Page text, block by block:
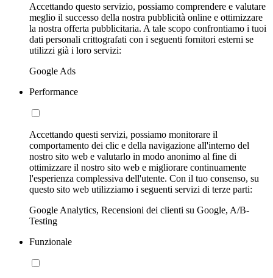
Accettando questo servizio, possiamo comprendere e valutare
meglio il successo della nostra pubblicità online e ottimizzare
la nostra offerta pubblicitaria. A tale scopo confrontiamo i tuoi
dati personali crittografati con i seguenti fornitori esterni se
utilizzi già i loro servizi:
Google Ads
Performance
Accettando questi servizi, possiamo monitorare il
comportamento dei clic e della navigazione all'interno del
nostro sito web e valutarlo in modo anonimo al fine di
ottimizzare il nostro sito web e migliorare continuamente
l'esperienza complessiva dell'utente. Con il tuo consenso, su
questo sito web utilizziamo i seguenti servizi di terze parti:
Google Analytics, Recensioni dei clienti su Google, A/B-
Testing
Funzionale